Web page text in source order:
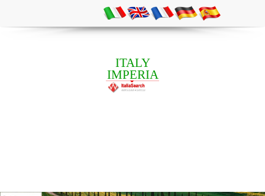
ITALY
IMPERIA